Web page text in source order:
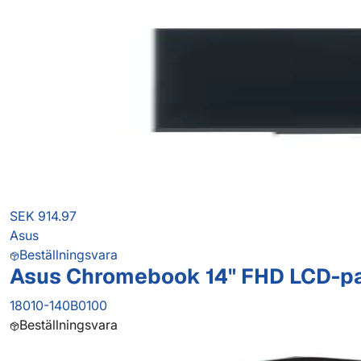
SEK 914.97
Asus
Beställningsvara
Asus Chromebook 14" FHD LCD-
18010-140B0100
Beställningsvara